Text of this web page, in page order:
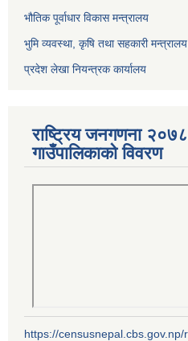
भौतिक पूर्वाधार विकास मन्त्रालय
भुमि व्यवस्था, कृषि तथा सहकारी मन्त्रालय
प्रदेश लेखा नियन्त्रक कार्यालय
राष्ट्रिय जनगणना
गाउँपालिकाको विवरण
https://